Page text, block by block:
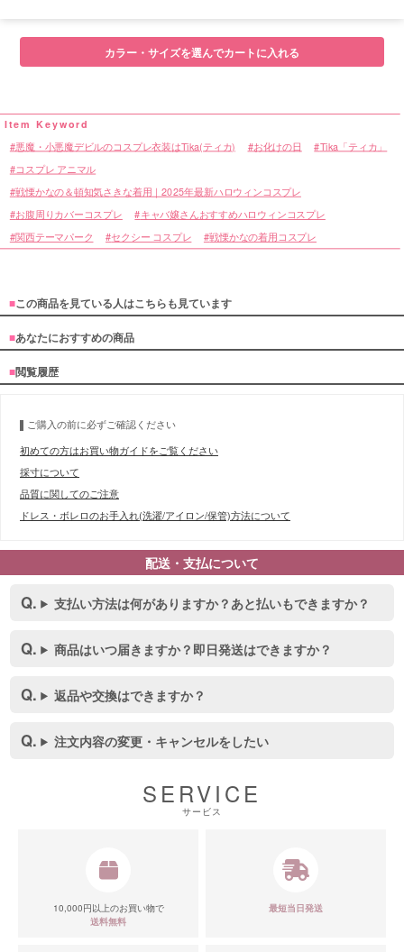
カラー・サイズを選んでカートに入れる
悪魔・小悪魔デビルのコスプレ衣装はTika(ティカ) お化けの日 Tika「ティカ」
コスプレ アニマル
戦慄かなの＆頓知気さきな着用｜2025年最新ハロウィンコスプレ
お腹周りカバーコスプレ
キャバ嬢さんおすすめハロウィンコスプレ
関西テーマパーク
セクシー コスプレ 戦慄かなの着用コスプレ
■この商品を見ている人はこちらも見ています
■あなたにおすすめの商品
■閲覧履歴
ご購入の前に必ずご確認ください
初めての方はお買い物ガイドをご覧ください
採寸について
品質に関してのご注意
ドレス・ボレロのお手入れ(洗濯/アイロン/保管)方法について
配送・支払について
支払い方法は何がありますか？あと払いもできますか？
商品はいつ届きますか？即日発送はできますか？
返品や交換はできますか？
注文内容の変更・キャンセルをしたい
SERVICE
サービス
10,000円以上のお買い物で
送料無料
最短当日発送